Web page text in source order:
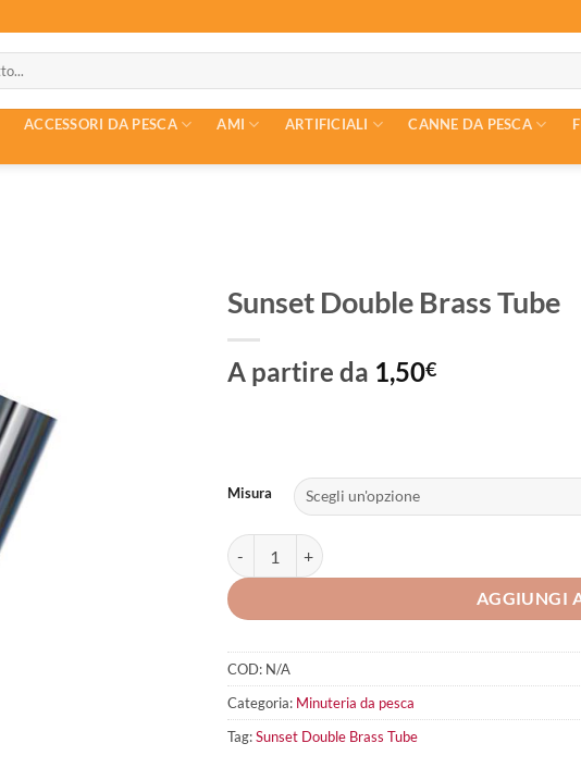
ACCESSORI DA PESCA AMI ARTIFICIALI CANNE DA PESCA
Sunset Double Brass Tube
A partire da 1,50€
Misura
Sunset Double Brass Tube quantità
AGGIUNGI
COD: N/A
Categoria: Minuteria da pesca
Tag:Sunset Double Brass Tube